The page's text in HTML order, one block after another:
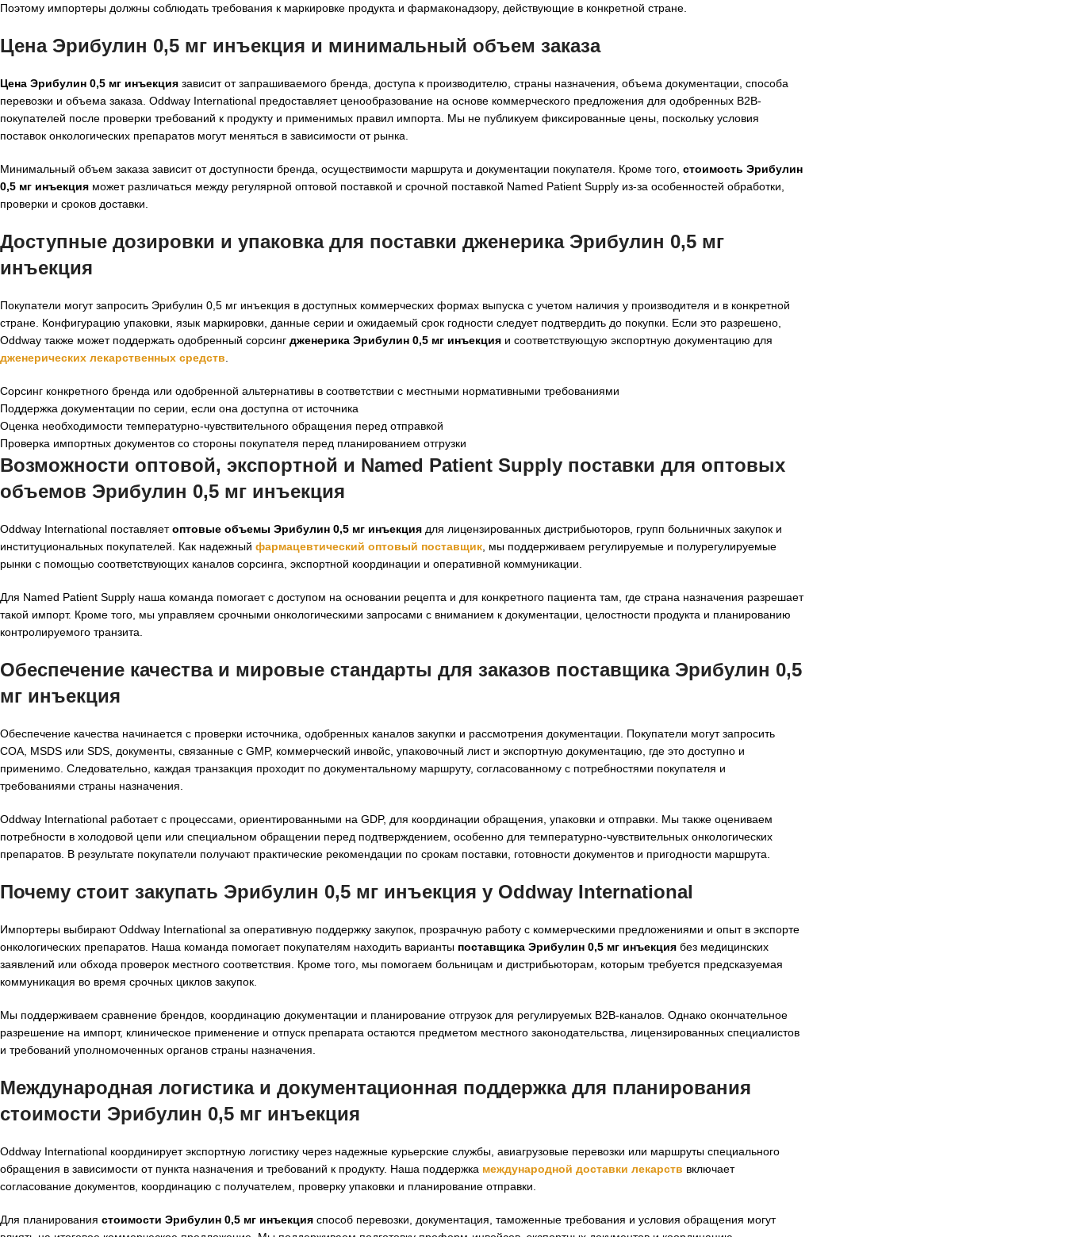
Поэтому импортеры должны соблюдать требования к маркировке продукта и фармаконадзору, действующие в конкретной стране.
Цена Эрибулин 0,5 мг инъекция и минимальный объем заказа
Цена Эрибулин 0,5 мг инъекция зависит от запрашиваемого бренда, доступа к производителю, страны назначения, объема документации, способа
перевозки и объема заказа. Oddway International предоставляет ценообразование на основе коммерческого предложения для одобренных B2B-
покупателей после проверки требований к продукту и применимых правил импорта. Мы не публикуем фиксированные цены, поскольку условия
поставок онкологических препаратов могут меняться в зависимости от рынка.
Минимальный объем заказа зависит от доступности бренда, осуществимости маршрута и документации покупателя. Кроме того, стоимость Эрибулин
0,5 мг инъекция может различаться между регулярной оптовой поставкой и срочной поставкой Named Patient Supply из-за особенностей обработки,
проверки и сроков доставки.
Доступные дозировки и упаковка для поставки дженерика Эрибулин 0,5 мг
инъекция
Покупатели могут запросить Эрибулин 0,5 мг инъекция в доступных коммерческих формах выпуска с учетом наличия у производителя и в конкретной
стране. Конфигурацию упаковки, язык маркировки, данные серии и ожидаемый срок годности следует подтвердить до покупки. Если это разрешено,
Oddway также может поддержать одобренный сорсинг дженерика Эрибулин 0,5 мг инъекция и соответствующую экспортную документацию для
дженерических лекарственных средств
Сорсинг конкретного бренда или одобренной альтернативы в соответствии с местными нормативными требованиями
Поддержка документации по серии, если она доступна от источника
Оценка необходимости температурно-чувствительного обращения перед отправкой
Проверка импортных документов со стороны покупателя перед планированием отгрузки
Возможности оптовой, экспортной и Named Patient Supply поставки для оптовых
объемов Эрибулин 0,5 мг инъекция
Oddway International поставляетоптовые объемы Эрибулин 0,5 мг инъекция для лицензированных дистрибьюторов, групп больничных закупок и
институциональных покупателей. Как надежный фармацевтический оптовый поставщик , мы поддерживаем регулируемые и полурегулируемые
рынки с помощью соответствующих каналов сорсинга, экспортной координации и оперативной коммуникации.
Для Named Patient Supply наша команда помогает с доступом на основании рецепта и для конкретного пациента там, где страна назначения разрешает
такой импорт. Кроме того, мы управляем срочными онкологическими запросами с вниманием к документации, целостности продукта и планированию
контролируемого транзита.
Обеспечение качества и мировые стандарты для заказов поставщика Эрибулин 0,5
мг инъекция
Обеспечение качества начинается с проверки источника, одобренных каналов закупки и рассмотрения документации. Покупатели могут запросить
COA, MSDS или SDS, документы, связанные с GMP, коммерческий инвойс, упаковочный лист и экспортную документацию, где это доступно и
применимо. Следовательно, каждая транзакция проходит по документальному маршруту, согласованному с потребностями покупателя и
требованиями страны назначения.
Oddway International работает с процессами, ориентированными на GDP, для координации обращения, упаковки и отправки. Мы также оцениваем
потребности в холодовой цепи или специальном обращении перед подтверждением, особенно для температурно-чувствительных онкологических
препаратов. В результате покупатели получают практические рекомендации по срокам поставки, готовности документов и пригодности маршрута.
Почему стоит закупать Эрибулин 0,5 мг инъекция у Oddway International
Импортеры выбирают Oddway International за оперативную поддержку закупок, прозрачную работу с коммерческими предложениями и опыт в экспорте
онкологических препаратов. Наша команда помогает покупателям находить варианты поставщика Эрибулин 0,5 мг инъекция без медицинских
заявлений или обхода проверок местного соответствия. Кроме того, мы помогаем больницам и дистрибьюторам, которым требуется предсказуемая
коммуникация во время срочных циклов закупок.
Мы поддерживаем сравнение брендов, координацию документации и планирование отгрузок для регулируемых B2B-каналов. Однако окончательное
разрешение на импорт, клиническое применение и отпуск препарата остаются предметом местного законодательства, лицензированных специалистов
и требований уполномоченных органов страны назначения.
Международная логистика и документационная поддержка для планирования
стоимости Эрибулин 0,5 мг инъекция
Oddway International координирует экспортную логистику через надежные курьерские службы, авиагрузовые перевозки или маршруты специального
обращения в зависимости от пункта назначения и требований к продукту. Наша поддержка международной доставки лекарств включает
согласование документов, координацию с получателем, проверку упаковки и планирование отправки.
Для планирования стоимости Эрибулин 0,5 мг инъекция способ перевозки, документация, таможенные требования и условия обращения могут